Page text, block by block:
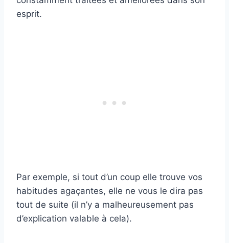
esprit.
Par exemple, si tout d’un coup elle trouve vos
habitudes agaçantes, elle ne vous le dira pas
tout de suite (il n’y a malheureusement pas
d’explication valable à cela).